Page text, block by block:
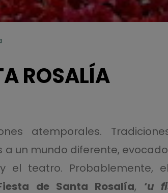
ROSALÍA
atemporales.
un mundo diferente,
el teatro. Probablemente,
de Santa Rosalía, ‘u